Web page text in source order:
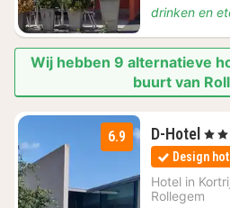
drinken en
Wij hebben 9 alternatieve
buurt van
6.9 D-Hotel 1
€
139
, 4
Design
Hotel in
Rollegem